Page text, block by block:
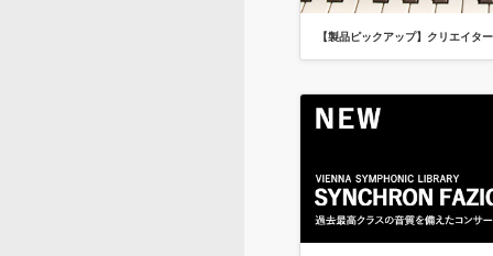
【製品ピックアップ】クリエイタ